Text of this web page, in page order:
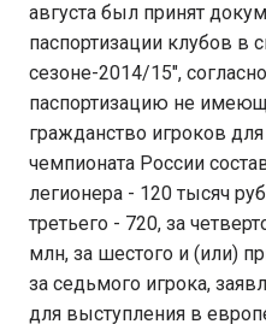
августа был принят
паспортизации клубов в
сезоне-2014/15",
паспортизацию не
гражданство игроков
чемпионата России
легионера - 120 тысяч
третьего - 720, за
млн, за шестого и (или)
за седьмого игрока,
для выступления в